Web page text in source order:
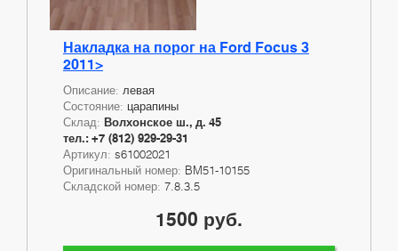
Накладка на порог на Ford Focus 3
2011>
Описание: левая
Состояние: царапины
Склад: Волхонское ш., д. 45
тел.: +7 (812) 929-29-31
Артикул: s61002021
Оригинальный номер: BM51-10155
Складской номер: 7.8.3.5
1500 руб.